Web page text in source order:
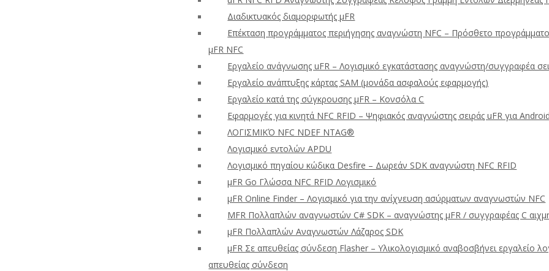
Διαδικτυακός διαμορφωτής μFR
Επέκταση προγράμματος περιήγησης αναγνώστη NFC – Πρόσθετο
μFR NFC
Εργαλείο ανάγνωσης uFR – Λογισμικό εγκατάστασης αναγνώστη/συγγραφέα
Εργαλείο ανάπτυξης κάρτας SAM (μονάδα ασφαλούς εφαρμογής)
Εργαλείο κατά της σύγκρουσης μFR – Κονσόλα C
Εφαρμογές για κινητά NFC RFID – Ψηφιακός αναγνώστης σειράς uFR για
ΛΟΓΙΣΜΙΚΌ NFC NDEF NTAG®
Λογισμικό εντολών APDU
Λογισμικό πηγαίου κώδικα Desfire – Δωρεάν SDK αναγνώστη NFC RFID
μFR Go Γλώσσα NFC RFID Λογισμικό
μFR Online Finder – Λογισμικό για την ανίχνευση ασύρματων αναγνωστών NFC
ΜFR Πολλαπλών αναγνωστών C# SDK – αναγνώστης μFR / συγγραφέας C
μFR Πολλαπλών Αναγνωστών Λάζαρος SDK
μFR Σε απευθείας σύνδεση Flasher – Υλικολογισμικό αναβοσβήνει εργαλείο
απευθείας σύνδεση